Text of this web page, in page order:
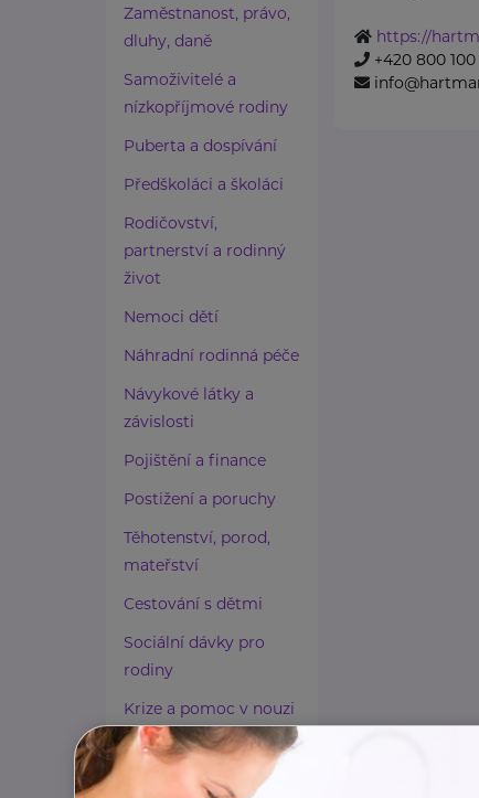
Zaměstnanost, právo,
dluhy, daně
Samoživitelé a
nízkopříjmové rodiny
Puberta a dospívání
Předškoláci a školáci
Rodičovství,
partnerství a rodinný
život
Nemoci dětí
Náhradní rodinná péče
Návykové látky a
závislosti
Pojištění a finance
Postižení a poruchy
Těhotenství, porod,
mateřství
Cestování s dětmi
Sociální dávky pro
rodiny
Krize a pomoc v nouzi
Paliativní péče
Rady a tipy
https://
+420 800 100